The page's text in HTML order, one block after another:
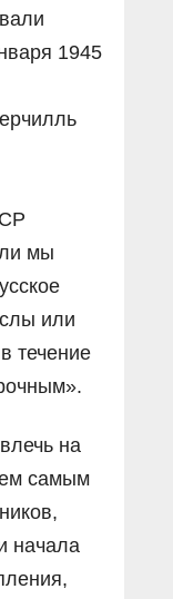
1945
мы
или
течение
на
самым
начала